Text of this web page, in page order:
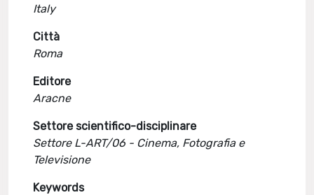
Italy
Città
Roma
Editore
Aracne
Settore scientifico-disciplinare
Settore L-ART/06 - Cinema, Fotografia e
Televisione
Keywords